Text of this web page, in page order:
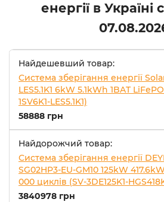
енергії в Україні
Найдешевший товар:
Система зберігання енергії
LES5.1K1 6kW 5.1kWh 1BAT
1SV6K1-LES5.1K1)
58888 грн
Найдорожчий товар:
Система зберігання енергії
SG02HP3-EU-GM10 125kW
000 циклів (SV-3DE125K1-
3840978 грн